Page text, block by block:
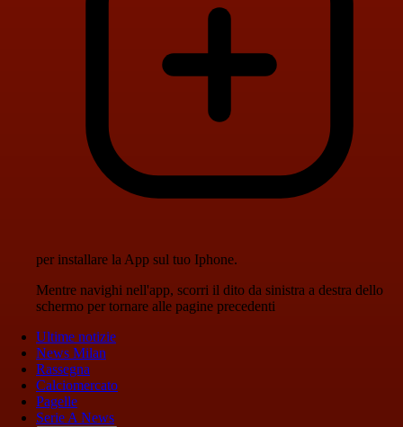
per installare la App sul tuo Iphone.
Mentre navighi nell'app, scorri il dito da sinistra a destra dello
schermo per tornare alle pagine precedenti
Ultime notizie
News Milan
Rassegna
Calciomercato
Pagelle
Serie A News